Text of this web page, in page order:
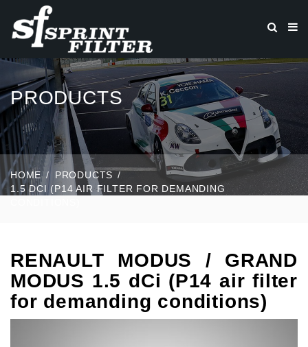
PRODUCTS
HOME
PRODUCTS
1.5 DCI (P14 AIR FILTER FOR DEMANDING
RENAULT MODUS / GRAND
MODUS 1.5 dCi (P14 air filter
for demanding conditions)